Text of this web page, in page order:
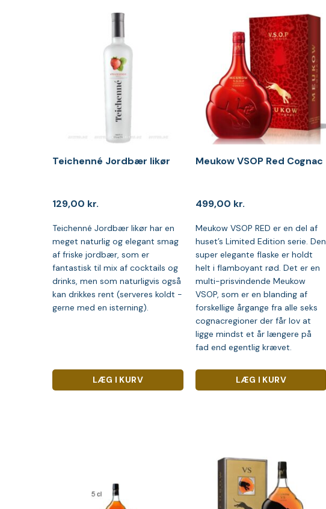
Teichenné Jordbær likør
129,00 kr.
Teichenné Jordbær likør har en
meget naturlig og elegant smag
af friske jordbær, som er
fantastisk til mix af cocktails og
drinks, men som naturligvis også
kan drikkes rent (serveres koldt -
gerne med en isterning).
LÆG I KURV
Meukow VSOP Red Cognac
499,00 kr.
Meukow VSOP RED er en del af
huset’s Limited Edition serie. Den
super elegante flaske er holdt
helt i flamboyant rød. Det er en
multi-prisvindende Meukow
VSOP, som er en blanding af
forskellige årgange fra alle seks
cognacregioner der får lov at
ligge mindst et år længere på
fad end egentlig krævet.
LÆG I KURV